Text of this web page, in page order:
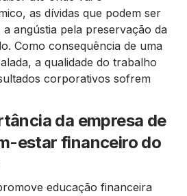
as dívidas que podem ser
angústia pela preservação da
Como consequência de uma
a qualidade do trabalho
corporativos sofrem
da empresa de
estar financeiro do
educação financeira